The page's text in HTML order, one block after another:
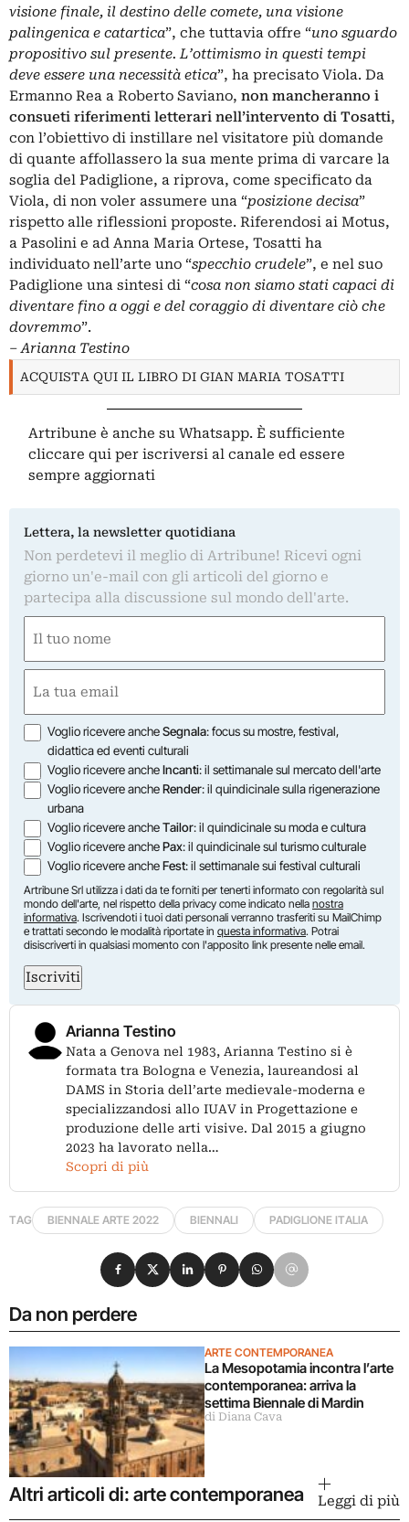
visione finale, il destino delle comete, una visione
palingenica e catartica”, che tuttavia offre “uno sguardo
propositivo sul presente. L’ottimismo in questi tempi
deve essere una necessità etica”, ha precisato Viola. Da
Ermanno Rea a Roberto Saviano, non mancheranno i
consueti riferimenti letterari nell’intervento di Tosatti,
con l’obiettivo di instillare nel visitatore più domande
di quante affollassero la sua mente prima di varcare la
soglia del Padiglione, a riprova, come specificato da
Viola, di non voler assumere una “posizione decisa”
rispetto alle riflessioni proposte. Riferendosi ai Motus,
a Pasolini e ad Anna Maria Ortese, Tosatti ha
individuato nell’arte uno “specchio crudele”, e nel suo
Padiglione una sintesi di “cosa non siamo stati capaci di
diventare fino a oggi e del coraggio di diventare ciò che
dovremmo”.
‒Arianna Testino
ACQUISTA QUI IL LIBRO DI GIAN MARIA TOSATTI
Artribune è anche su Whatsapp. È sufficiente
cliccare qui per iscriversi al canale ed essere
sempre aggiornati
Lettera, la newsletter quotidiana
Non perdetevi il meglio di Artribune! Ricevi ogni
giorno un'e-mail con gli articoli del giorno e
partecipa alla discussione sul mondo dell'arte.
(Obbligatorio)
Nome
(Obbligatorio)
Opzioni
Voglio ricevere ancheSegnala: focus su mostre, festival,
didattica ed eventi culturali
Voglio ricevere ancheIncanti: il settimanale sul mercato dell'arte
Voglio ricevere ancheRender: il quindicinale sulla rigenerazione
urbana
Voglio ricevere ancheTailor: il quindicinale su moda e cultura
Voglio ricevere anchePax: il quindicinale sul turismo culturale
Voglio ricevere ancheFest: il settimanale sui festival culturali
Artribune Srl utilizza i dati da te forniti per tenerti informato con regolarità sul
mondo dell'arte, nel rispetto della privacy come indicato nella nostra
informativa. Iscrivendoti i tuoi dati personali verranno trasferiti su MailChimp
e trattati secondo le modalità riportate in questa informativa. Potrai
disiscriverti in qualsiasi momento con l'apposito link presente nelle email.
Iscriviti
Arianna Testino
Nata a Genova nel 1983, Arianna Testino si è
formata tra Bologna e Venezia, laureandosi al
DAMS in Storia dell’arte medievale-moderna e
specializzandosi allo IUAV in Progettazione e
produzione delle arti visive. Dal 2015 a giugno
2023 ha lavorato nella…
Scopri di più
TAG BIENNALE ARTE 2022 BIENNALI PADIGLIONE ITALIA
Da non perdere
ARTE CONTEMPORANEA
La Mesopotamia incontra l’arte
contemporanea: arriva la
settima Biennale di Mardin
di Diana Cava
Condividi su Facebook
Condividi su X
Condividi su LinkedIn
Condividi su Pinterest
Condividi su WhatsApp
Condividi su Email
Altri articoli di: arte contemporanea Leggi di più